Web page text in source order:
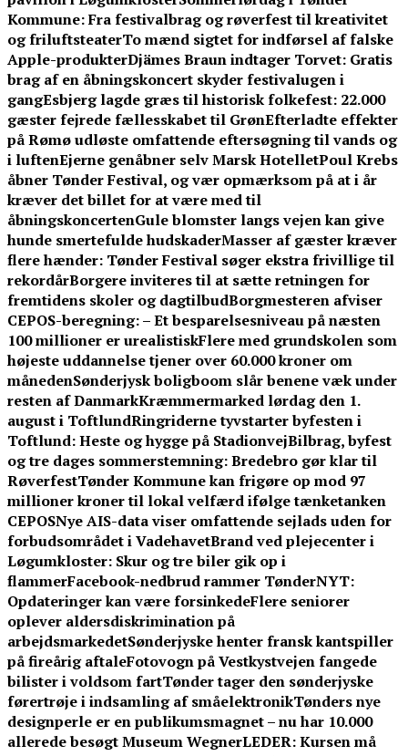
Kommune: Fra festivalbrag og røverfest til kreativitet
og friluftsteaterTo mænd sigtet for indførsel af falske
Apple-produkterDjämes Braun indtager Torvet: Gratis
brag af en åbningskoncert skyder festivalugen i
gangEsbjerg lagde græs til historisk folkefest: 22.000
gæster fejrede fællesskabet til GrønEfterladte effekter
på Rømø udløste omfattende eftersøgning til vands og
i luftenEjerne genåbner selv Marsk HotelletPoul Krebs
åbner Tønder Festival, og vær opmærksom på at i år
kræver det billet for at være med til
åbningskoncertenGule blomster langs vejen kan give
hunde smertefulde hudskaderMasser af gæster kræver
flere hænder: Tønder Festival søger ekstra frivillige til
rekordårBorgere inviteres til at sætte retningen for
fremtidens skoler og dagtilbudBorgmesteren afviser
CEPOS-beregning: – Et besparelsesniveau på næsten
100 millioner er urealistiskFlere med grundskolen som
højeste uddannelse tjener over 60.000 kroner om
månedenSønderjysk boligboom slår benene væk under
resten af DanmarkKræmmermarked lørdag den 1.
august i ToftlundRingriderne tyvstarter byfesten i
Toftlund: Heste og hygge på StadionvejBilbrag, byfest
og tre dages sommerstemning: Bredebro gør klar til
RøverfestTønder Kommune kan frigøre op mod 97
millioner kroner til lokal velfærd ifølge tænketanken
CEPOSNye AIS-data viser omfattende sejlads uden for
forbudsområdet i VadehavetBrand ved plejecenter i
Løgumkloster: Skur og tre biler gik op i
flammerFacebook-nedbrud rammer TønderNYT:
Opdateringer kan være forsinkedeFlere seniorer
oplever aldersdiskrimination på
arbejdsmarkedetSønderjyske henter fransk kantspiller
på fireårig aftaleFotovogn på Vestkystvejen fangede
bilister i voldsom fartTønder tager den sønderjyske
førertrøje i indsamling af småelektronikTønders nye
designperle er en publikumsmagnet – nu har 10.000
allerede besøgt Museum WegnerLEDER: Kursen må